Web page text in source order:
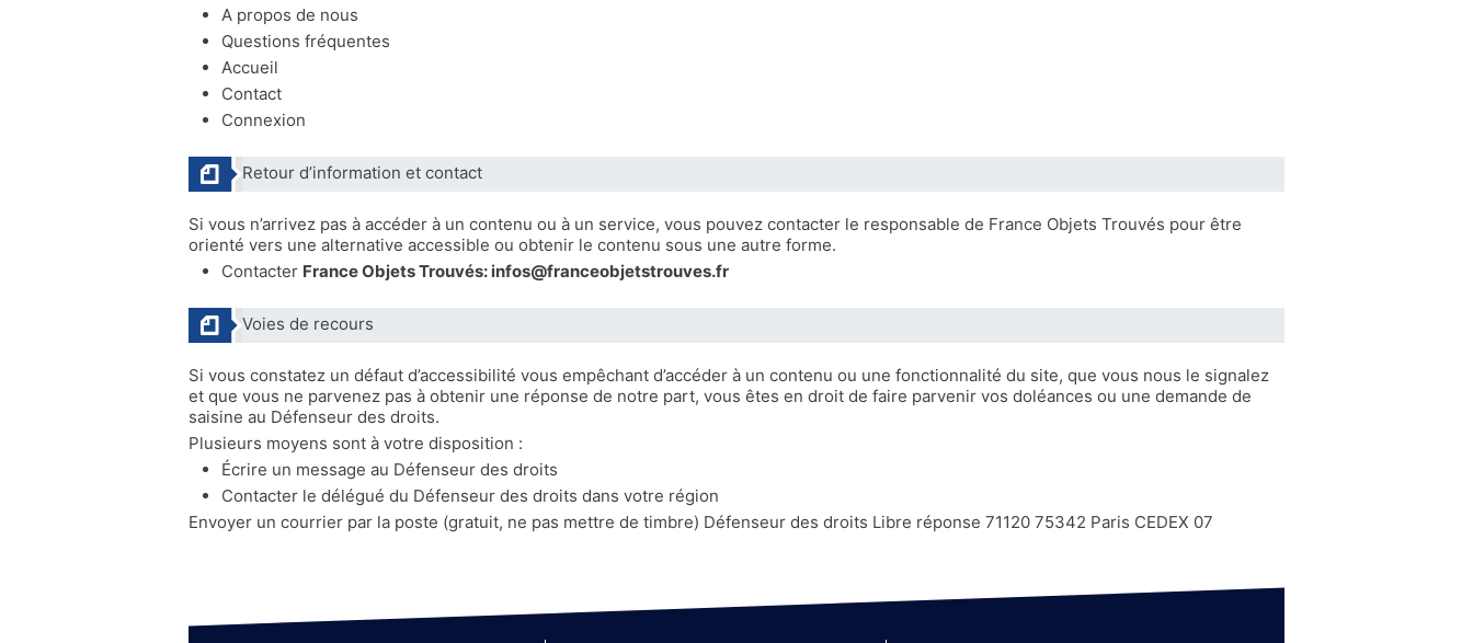
A propos de nous
Questions fréquentes
Accueil
Contact
Connexion
Retour d’information et contact
Si vous n’arrivez pas à accéder à un contenu ou à un service, vous pouvez contacter le responsable de France Objets Trouvés pour être
orienté vers une alternative accessible ou obtenir le contenu sous une autre forme.
Contacter France Objets Trouvés: infos@franceobjetstrouves.fr
Voies de recours
Si vous constatez un défaut d’accessibilité vous empêchant d’accéder à un contenu ou une fonctionnalité du site, que vous nous le signalez
et que vous ne parvenez pas à obtenir une réponse de notre part, vous êtes en droit de faire parvenir vos doléances ou une demande de
saisine au Défenseur des droits.
Plusieurs moyens sont à votre disposition :
Écrire un message au Défenseur des droits
Contacter le délégué du Défenseur des droits dans votre région
Envoyer un courrier par la poste (gratuit, ne pas mettre de timbre) Défenseur des droits Libre réponse 71120 75342 Paris CEDEX 07